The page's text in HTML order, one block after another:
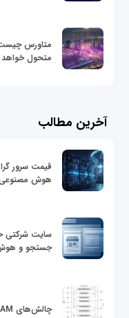
متاورس چیست
متحول خواهد
آخرین مطالب
هوش
سایت شرکتی
جستجو و
چالش‌های RAM در Workloadهای محاسباتی HPC